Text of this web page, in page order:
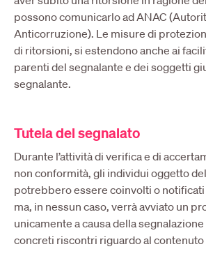
possono comunicarlo ad ANAC
Anticorruzione). Le misure di
di ritorsioni, si estendono anche ai
parenti del segnalante e dei soggetti
segnalante.
Tutela del segnalato
Durante l’attività di verifica e di
non conformità, gli individui oggetto
potrebbero essere coinvolti o
ma, in nessun caso, verrà avviato un
unicamente a causa della
concreti riscontri riguardo al contenuto